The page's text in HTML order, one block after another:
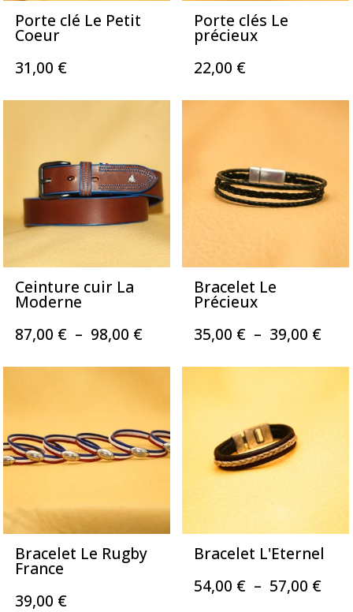
Porte clé Le Petit
Coeur
31,00 €
Porte clés Le
précieux
22,00 €
Ceinture cuir La
Moderne
87,00 € – 98,00 €Plage
prix :
98,00 €
Bracelet Le
Précieux
35,00 € – 39,00 €
prix
Bracelet Le Rugby
France
39,00 €
Bracelet L'Eternel
54,00 € – 57,00 €